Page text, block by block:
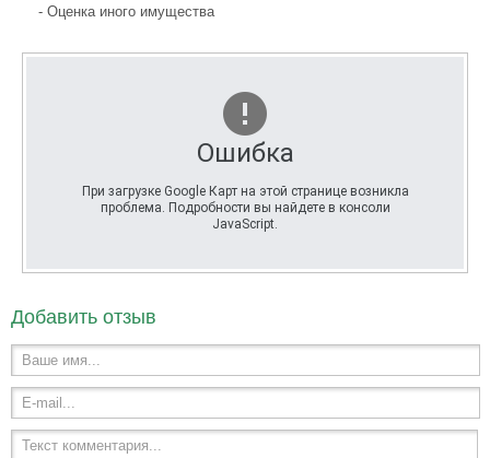
- Оценка иного имущества
Ошибка
При загрузке Google Карт на этой странице возникла
проблема. Подробности вы найдете в консоли
JavaScript.
Добавить отзыв
Ваше имя...
E-mail...
Текст комментария...